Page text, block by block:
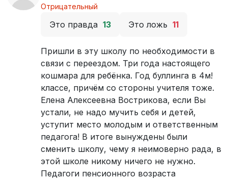
Отрицательный
Это правда 13 Это ложь 11
Пришли в эту школу по необходимости в
связи с переездом. Три года настоящего
кошмара для ребёнка. Год буллинга в 4м!
классе, причём со стороны учителя тоже.
Елена Алексеевна Вострикова, если Вы
устали, не надо мучить себя и детей,
уступит место молодым и ответственным
педагога! В итоге вынуждены были
сменить школу, чему я неимоверно рада, в
этой школе никому ничего не нужно.
Педагоги пенсионного возраста